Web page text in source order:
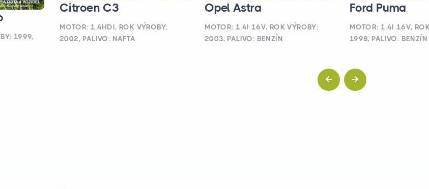
1999,
Citroen C3
MOTOR: 1.4HDI, ROK VÝROBY:
2002, PALIVO: NAFTA
Opel Astra
MOTOR: 1.4I 16V, ROK VÝROBY:
2003, PALIVO: BENZÍN
Ford Puma
MOTOR: 1.4I 16V,
1998, PALIVO: BENZÍN